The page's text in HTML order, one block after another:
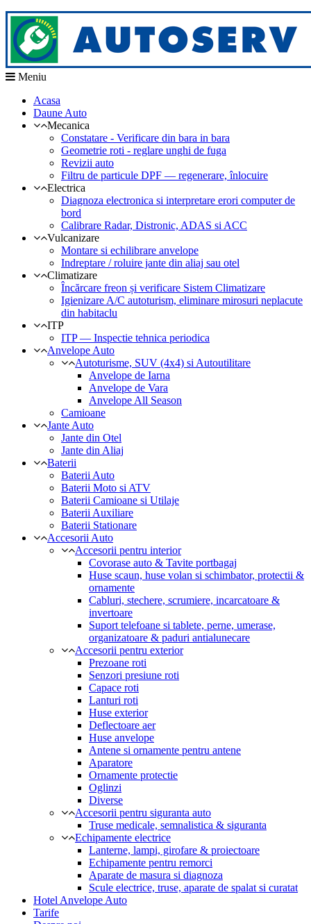
Meniu
Acasa
Daune Auto
Mecanica
Constatare - Verificare din bara in bara
Geometrie roti - reglare unghi de fuga
Revizii auto
Filtru de particule DPF — regenerare, înlocuire
Electrica
Diagnoza electronica si interpretare erori computer de
bord
Calibrare Radar, Distronic, ADAS si ACC
Vulcanizare
Montare si echilibrare anvelope
Indreptare / roluire jante din aliaj sau otel
Climatizare
Încărcare freon și verificare Sistem Climatizare
Igienizare A/C autoturism, eliminare mirosuri neplacute
din habitaclu
ITP
ITP — Inspectie tehnica periodica
Anvelope Auto
Autoturisme, SUV (4x4) si Autoutilitare
Anvelope de Iarna
Anvelope de Vara
Anvelope All Season
Camioane
Jante Auto
Jante din Otel
Jante din Aliaj
Baterii
Baterii Auto
Baterii Moto si ATV
Baterii Camioane si Utilaje
Baterii Auxiliare
Baterii Stationare
Accesorii Auto
Accesorii pentru interior
Covorase auto & Tavite portbagaj
Huse scaun, huse volan si schimbator, protectii &
ornamente
Cabluri, stechere, scrumiere, incarcatoare &
invertoare
Suport telefoane si tablete, perne, umerase,
organizatoare & paduri antialunecare
Accesorii pentru exterior
Prezoane roti
Senzori presiune roti
Capace roti
Lanturi roti
Huse exterior
Deflectoare aer
Huse anvelope
Antene si ornamente pentru antene
Aparatore
Ornamente protectie
Oglinzi
Diverse
Accesorii pentru siguranta auto
Truse medicale, semnalistica & siguranta
Echipamente electrice
Lanterne, lampi, girofare & proiectoare
Echipamente pentru remorci
Aparate de masura si diagnoza
Scule electrice, truse, aparate de spalat si curatat
Hotel Anvelope Auto
Tarife